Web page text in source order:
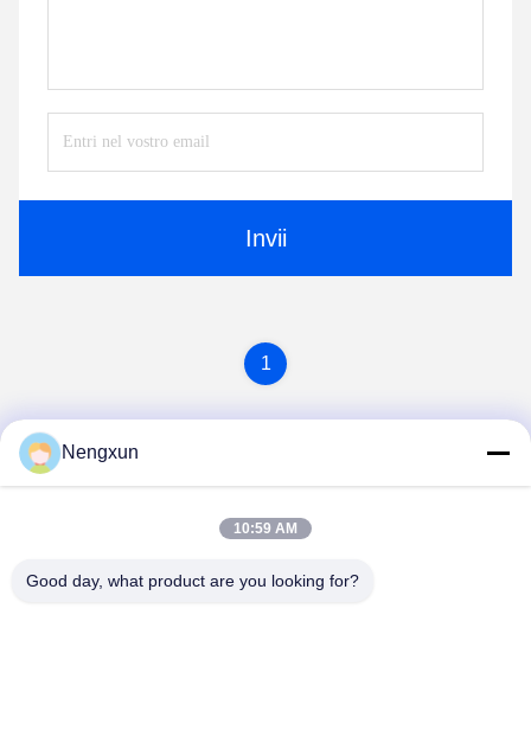
Invii
1
Nengxun Communication Technology Co.,Ltd.
Nengxun
10:59 AM
Good day, what product are you looking for?